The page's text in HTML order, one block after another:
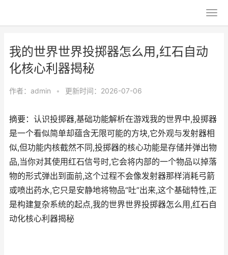
我的世界世界投掷器怎么用,红石自动
化核心利器揭秘
作者： admin • 更新时间：2026-07-06
摘要：认识投掷器,基础功能解析在游戏我的世界中,投掷器
是一个看似简单却蕴含无限可能的方块,它外观与发射器相
似,但功能内核截然不同,投掷器的核心功能是存储并弹出物
品,当你对其使用红石信号时,它会将内部的一个物品以掉落
物的形式弹出到面前,这个过程不会像发射器那样消耗弓箭
或喷出药水,它只是安静地将物品“吐”出来,这个基础特性,正
是构建复杂系统的起点,我的世界世界投掷器怎么用,红石自
动化核心利器揭秘